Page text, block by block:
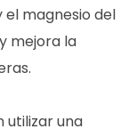
magnesio del
mejora la
utilizar una